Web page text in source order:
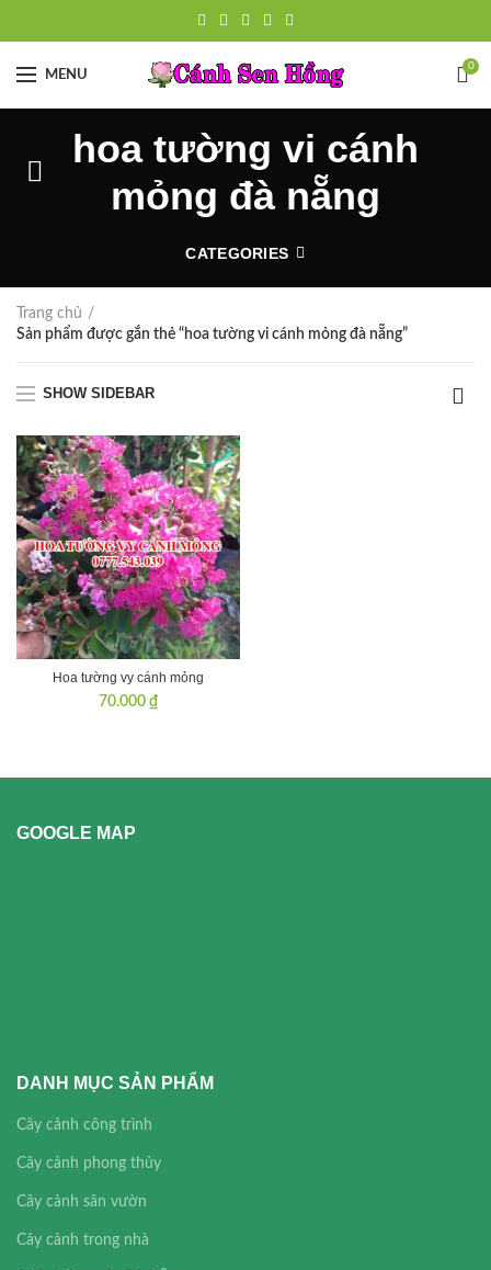
MENU
0
hoa tường vi cánh
mỏng đà nẵng
CATEGORIES
Trang chủ
Sản phẩm được gắn thẻ “hoa tường vi cánh mỏng đà nẵng”
SHOW SIDEBAR
Hoa tường vy cánh mỏng
70.000 ₫
GOOGLE MAP
DANH MỤC SẢN PHẨM
Cây cảnh công trình
Cây cảnh phong thủy
Cây cảnh sân vườn
Cây cảnh trong nhà